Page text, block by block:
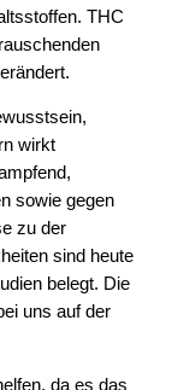
THC
wirkt
sowie gegen
zu der
sind heute
belegt. Die
uns auf der
da es das